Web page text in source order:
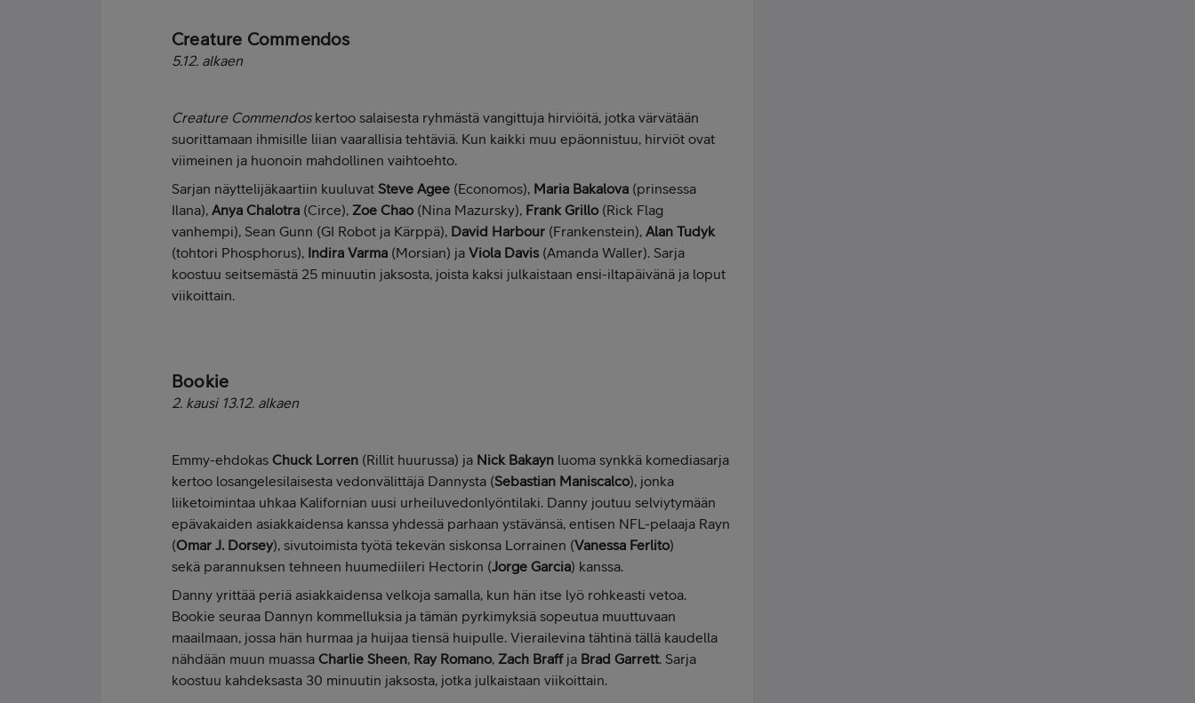
Creature Commendos
5.12. alkaen
Creature Commendoskertoo salaisesta ryhmästä vangittuja hirviöitä, jotka värvätään
suorittamaan ihmisille liian vaarallisia tehtäviä. Kun kaikki muu epäonnistuu, hirviöt ovat
viimeinen ja huonoin mahdollinen vaihtoehto.
Sarjan näyttelijäkaartiin kuuluvat Steve Agee (Economos), Maria Bakalova (prinsessa
Ilana), Anya Chalotra (Circe), Zoe Chao(Nina Mazursky), Frank Grillo(Rick Flag
vanhempi), Sean Gunn (GI Robot ja Kärppä), David Harbour (Frankenstein), Alan Tudyk
(tohtori Phosphorus), Indira Varma (Morsian) ja Viola Davis(Amanda Waller). Sarja
koostuu seitsemästä 25 minuutin jaksosta, joista kaksi julkaistaan ensi-iltapäivänä ja loput
viikoittain.
Bookie
2. kausi 13.12. alkaen
Emmy-ehdokas Chuck Lorren (Rillit huurussa) ja Nick Bakayn luoma synkkä komediasarja
kertoo losangelesilaisesta vedonvälittäjä Dannysta (Sebastian Maniscalco), jonka
liiketoimintaa uhkaa Kalifornian uusi urheiluvedonlyöntilaki. Danny joutuu selviytymään
epävakaiden asiakkaidensa kanssa yhdessä parhaan ystävänsä, entisen NFL-pelaaja Rayn
(Omar J. Dorsey), sivutoimista työtä tekevän siskonsa Lorrainen (Vanessa Ferlito)
sekä parannuksen tehneen huumediileri Hectorin (Jorge Garcia) kanssa.
Danny yrittää periä asiakkaidensa velkoja samalla, kun hän itse lyö rohkeasti vetoa.
Bookie seuraa Dannyn kommelluksia ja tämän pyrkimyksiä sopeutua muuttuvaan
maailmaan, jossa hän hurmaa ja huijaa tiensä huipulle. Vierailevina tähtinä tällä kaudella
nähdään muun muassa Charlie Sheen, Ray Romano, Zach Braffja Brad Garrett. Sarja
koostuu kahdeksasta 30 minuutin jaksosta, jotka julkaistaan viikoittain.